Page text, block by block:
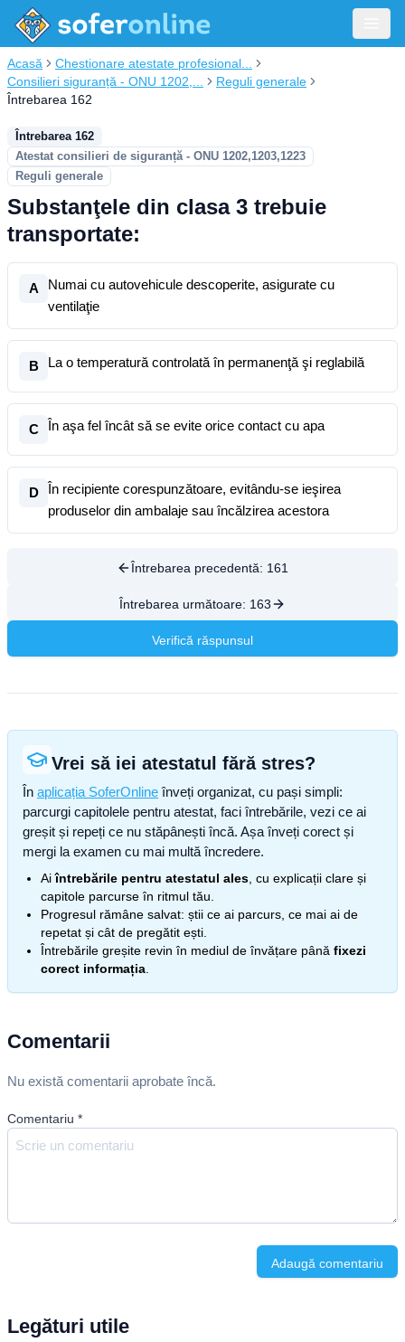
Acasă
Chestionare atestate profesional...
Consilieri siguranță - ONU 1202,...
Reguli generale
Întrebarea 162
Întrebarea 162
Atestat consilieri de siguranță - ONU 1202,1203,1223
Reguli generale
Substanţele din clasa 3 trebuie
transportate:
A
Numai cu autovehicule descoperite, asigurate cu
ventilaţie
B La o temperatură controlată în permanenţă şi reglabilă
C În aşa fel încât să se evite orice contact cu apa
D
În recipiente corespunzătoare, evitându-se ieşirea
produselor din ambalaje sau încălzirea acestora
Întrebarea precedentă: 161
Întrebarea următoare: 163
Verifică răspunsul
Vrei să iei atestatul fără stres?
În aplicația SoferOnline înveți organizat, cu pași simpli:
parcurgi capitolele pentru atestat, faci întrebările, vezi ce ai
greșit și repeți ce nu stăpânești încă. Așa înveți corect și
mergi la examen cu mai multă încredere.
Aiîntrebările pentru atestatul ales , cu explicații clare și
capitole parcurse în ritmul tău.
Progresul rămâne salvat: știi ce ai parcurs, ce mai ai de
repetat și cât de pregătit ești.
Întrebările greșite revin în mediul de învățare până fixezi
corect informația
Comentarii
Nu există comentarii aprobate încă.
Comentariu *
Adaugă comentariu
Legături utile